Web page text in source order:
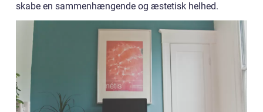
skabe en sammenhængende og æstetisk helhed.